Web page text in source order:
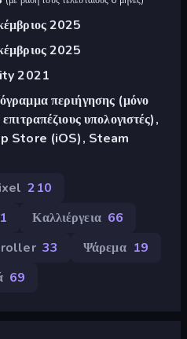
2025
2025
2021
περιήγησης (μόνο
επιτραπέζιους υπολογιστές),
Store (iOS), Steam
210
Καλλιέργεια 66
33 Ψάρεμα 19
69